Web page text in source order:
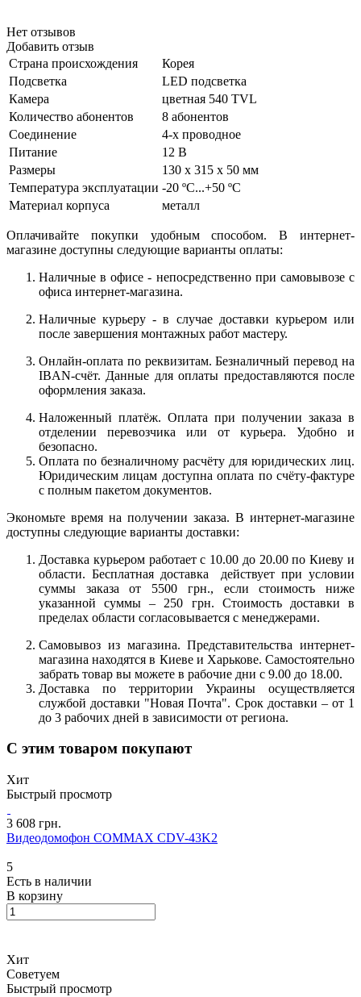
Нет отзывов
Добавить отзыв
Страна происхождения
Корея
Подсветка
LED подсветка
Камера
цветная 540 TVL
Количество абонентов
8 абонентов
Соединение
4-х проводное
Питание
12 В
Размеры
130 х 315 х 50 мм
Температура эксплуатации -20 ºC...+50 ºC
Материал корпуса
металл
Оплачивайте покупки удобным способом. В интернет-
магазине доступны следующие варианты оплаты:
Наличные в офисе - непосредственно при самовывозе с
офиса интернет-магазина.
Наличные курьеру - в случае доставки курьером или
после завершения монтажных работ мастеру.
Онлайн-оплата по реквизитам. Безналичный перевод на
IBAN-счёт. Данные для оплаты предоставляются после
оформления заказа.
Наложенный платёж. Оплата при получении заказа в
отделении перевозчика или от курьера. Удобно и
безопасно.
Оплата по безналичному расчёту для юридических лиц.
Юридическим лицам доступна оплата по счёту-фактуре
с полным пакетом документов.
Экономьте время на получении заказа. В интернет-магазине
доступны следующие варианты доставки:
Доставка курьером работает с 10.00 до 20.00 по Киеву и
области. Бесплатная доставка действует при условии
суммы заказа от 5500 грн., если стоимость ниже
указанной суммы – 250 грн. Стоимость доставки в
пределах области согласовывается с менеджерами.
Самовывоз из магазина. Представительства интернет-
магазина находятся в Киеве и Харькове. Самостоятельно
забрать товар вы можете в рабочие дни с 9.00 до 18.00.
Доставка по территории Украины осуществляется
службой доставки "Новая Почта". Срок доставки – от 1
до 3 рабочих дней в зависимости от региона.
С этим товаром покупают
Хит
Быстрый просмотр
3 608 грн.
Видеодомофон COMMAX CDV-43K2
5
Есть в наличии
В корзину
Хит
Советуем
Быстрый просмотр